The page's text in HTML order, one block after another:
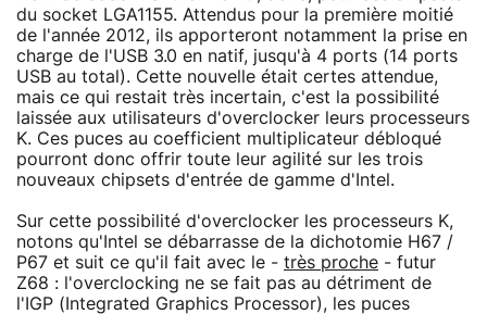
du socket LGA1155. Attendus pour la première moitié
de l'année 2012, ils apporteront notamment la prise en
charge de l'USB 3.0 en natif, jusqu'à 4 ports (14 ports
USB au total). Cette nouvelle était certes attendue,
mais ce qui restait très incertain, c'est la possibilité
laissée aux utilisateurs d'overclocker leurs processeurs
K. Ces puces au coefficient multiplicateur débloqué
pourront donc offrir toute leur agilité sur les trois
nouveaux chipsets d'entrée de gamme d'Intel.
Sur cette possibilité d'overclocker les processeurs K,
notons qu'Intel se débarrasse de la dichotomie H67 /
P67 et suit ce qu'il fait avec le - très proche - futur
Z68 : l'overclocking ne se fait pas au détriment de
l'IGP (Integrated Graphics Processor), les puces